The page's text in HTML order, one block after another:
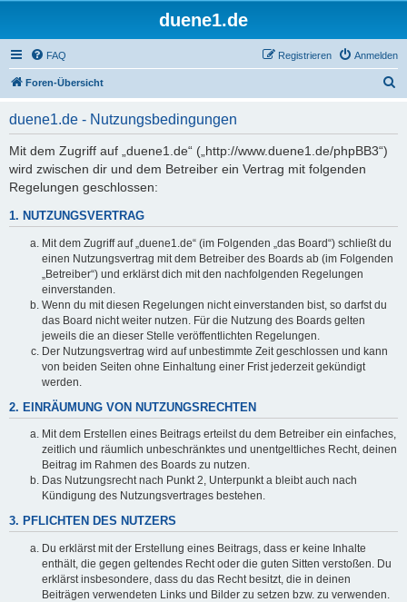
duene1.de
FAQ Anmelden
Registrieren
Foren-Übersicht
duene1.de - Nutzungsbedingungen
Mit dem Zugriff auf „duene1.de“ („http://www.duene1.de/phpBB3“)
wird zwischen dir und dem Betreiber ein Vertrag mit folgenden
Regelungen geschlossen:
1. NUTZUNGSVERTRAG
Mit dem Zugriff auf „duene1.de“ (im Folgenden „das Board“) schließt du
einen Nutzungsvertrag mit dem Betreiber des Boards ab (im Folgenden
„Betreiber“) und erklärst dich mit den nachfolgenden Regelungen
einverstanden.
Wenn du mit diesen Regelungen nicht einverstanden bist, so darfst du
das Board nicht weiter nutzen. Für die Nutzung des Boards gelten
jeweils die an dieser Stelle veröffentlichten Regelungen.
Der Nutzungsvertrag wird auf unbestimmte Zeit geschlossen und kann
von beiden Seiten ohne Einhaltung einer Frist jederzeit gekündigt
werden.
2. EINRÄUMUNG VON NUTZUNGSRECHTEN
Mit dem Erstellen eines Beitrags erteilst du dem Betreiber ein einfaches,
zeitlich und räumlich unbeschränktes und unentgeltliches Recht, deinen
Beitrag im Rahmen des Boards zu nutzen.
Das Nutzungsrecht nach Punkt 2, Unterpunkt a bleibt auch nach
Kündigung des Nutzungsvertrages bestehen.
3. PFLICHTEN DES NUTZERS
Du erklärst mit der Erstellung eines Beitrags, dass er keine Inhalte
enthält, die gegen geltendes Recht oder die guten Sitten verstoßen. Du
erklärst insbesondere, dass du das Recht besitzt, die in deinen
Beiträgen verwendeten Links und Bilder zu setzen bzw. zu verwenden.